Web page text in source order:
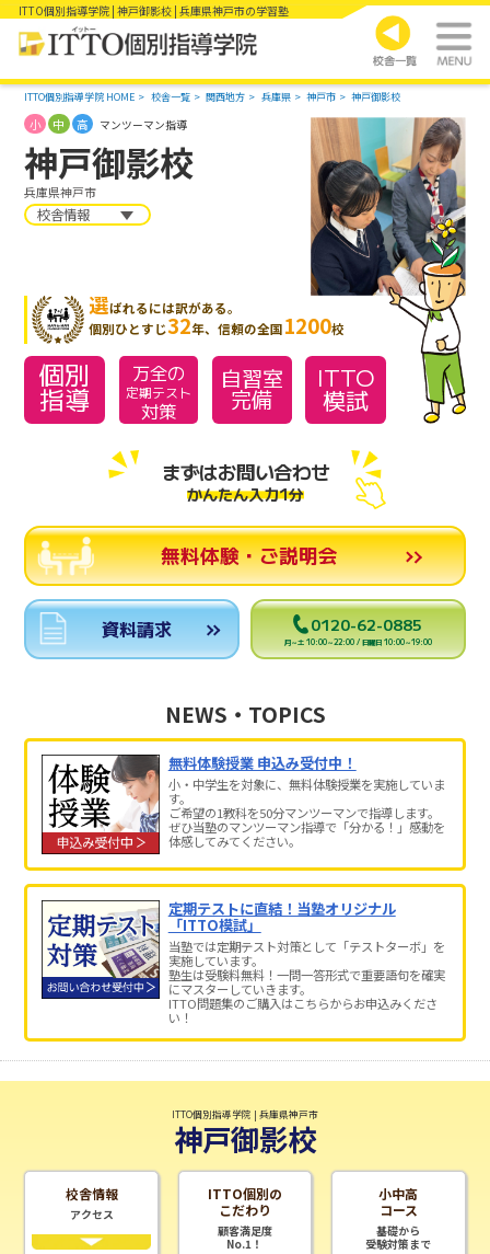
ITTO個別指導学院 | 神戸御影校 | 兵庫県神戸市の学習塾
ITTO個別指導学院 HOME 校舎一覧 関西地方 兵庫県 神戸市 神戸御影校
神戸御影校
兵庫県神戸市
小 中 高 マンツーマン指導
校舎情報
選ばれるには訳がある。
個別ひとすじ32年、信頼の全国1200校
個別
指導
万全の
定期テスト
対策
自習室
完備
ITTO
模試
まずはお問い合わせ
かんたん入力1分
無料体験・ご説明会
資料請求 0120-62-0885
月～土 10:00～22:00 / 日曜日 10:00～19:00
NEWS・TOPICS
無料体験授業 申込み受付中！
小・中学生を対象に、無料体験授業を実施していま
す。
ご希望の1教科を50分マンツーマンで指導します。
ぜひ当塾のマンツーマン指導で「分かる！」感動を
体感してみてください。
定期テストに直結！当塾オリジナル
「ITTO模試」
当塾では定期テスト対策として「テストターボ」を
実施しています。
塾生は受験料無料！一問一答形式で重要語句を確実
にマスターしていきます。
ITTO問題集のご購入はこちらからお申込みくださ
い！
ITTO個別指導学院 | 兵庫県神戸市
神戸御影校
校舎情報
アクセス
ITTO個別の
こだわり
顧客満足度
No.1！
小中高
コース
基礎から
受験対策まで